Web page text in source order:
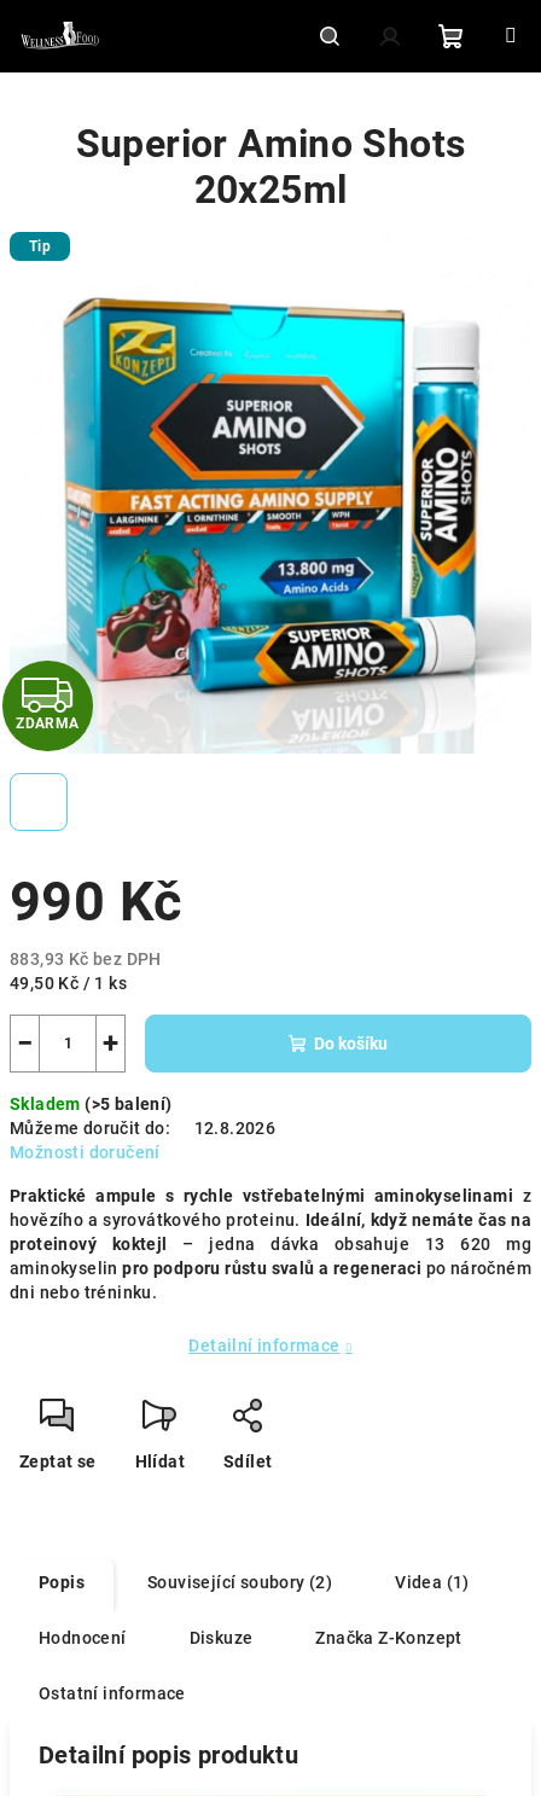
HledatPřihlášeníNákupní
košík
990 Kč
883,93 Kč bez DPH
Měrná
49,50 Kč / 1 ks
+
− Do košíku
Skladem(>5 balení)
Můžeme doručit do:
12.8.2026
Možnosti doručení
Praktické ampule s rychle vstřebatelnými aminokyselinami z
hovězího a syrovátkového proteinu. Ideální, když nemáte čas na
proteinový koktejl
– jedna dávka obsahuje 13 620 mg
aminokyselinpro podporu růstu svalů a regeneraci po náročném
dni nebo tréninku.
Detailní informace
Zeptat se Hlídat Sdílet
Superior Amino Shots
20x25ml
Tip
Z
D
M
A
ZDARMA
Popis Související soubory (2) Videa (1)
Hodnocení Diskuze Značka Z-Konzept
Ostatní informace
Detailní popis produktu